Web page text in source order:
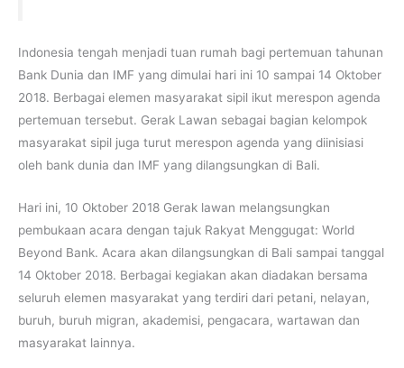
Indonesia tengah menjadi tuan rumah bagi pertemuan tahunan
Bank Dunia dan IMF yang dimulai hari ini 10 sampai 14 Oktober
2018. Berbagai elemen masyarakat sipil ikut merespon agenda
pertemuan tersebut. Gerak Lawan sebagai bagian kelompok
masyarakat sipil juga turut merespon agenda yang diinisiasi
oleh bank dunia dan IMF yang dilangsungkan di Bali.
Hari ini, 10 Oktober 2018 Gerak lawan melangsungkan
pembukaan acara dengan tajuk Rakyat Menggugat: World
Beyond Bank. Acara akan dilangsungkan di Bali sampai tanggal
14 Oktober 2018. Berbagai kegiakan akan diadakan bersama
seluruh elemen masyarakat yang terdiri dari petani, nelayan,
buruh, buruh migran, akademisi, pengacara, wartawan dan
masyarakat lainnya.